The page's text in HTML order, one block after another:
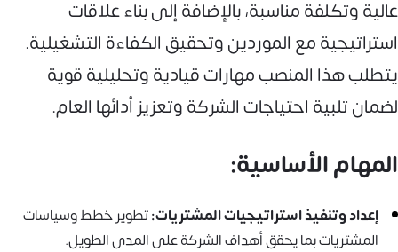
عالية وتكلفة مناسبة، بالإضافة إلى بناء علاقات
استراتيجية مع الموردين وتحقيق الكفاءة التشغيلية.
يتطلب هذا المنصب مهارات قيادية وتحليلية قوية
لضمان تلبية احتياجات الشركة وتعزيز أدائها العام.
المهام الأساسية:
إعداد وتنفيذ استراتيجيات المشتريات:تطوير خطط وسياسات
المشتريات بما يحقق أهداف الشركة على المدى الطويل.